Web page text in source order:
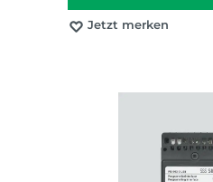
Jetzt merken